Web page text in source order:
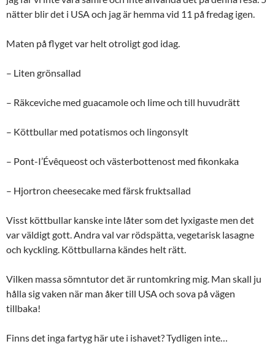
nätter blir det i USA och jag är hemma vid 11 på fredag igen.
Maten på flyget var helt otroligt god idag.
– Liten grönsallad
– Räkceviche med guacamole och lime och till huvudrätt
– Köttbullar med potatismos och lingonsylt
– Pont-I’Évêqueost och västerbottenost med fikonkaka
– Hjortron cheesecake med färsk fruktsallad
Visst köttbullar kanske inte låter som det lyxigaste men det
var väldigt gott. Andra val var rödspätta, vegetarisk lasagne
och kyckling. Köttbullarna kändes helt rätt.
Vilken massa sömntutor det är runtomkring mig. Man skall ju
hålla sig vaken när man åker till USA och sova på vägen
tillbaka!
Finns det inga fartyg här ute i ishavet? Tydligen inte…